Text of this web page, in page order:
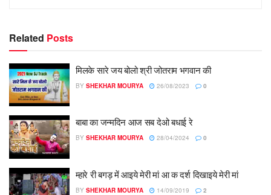
Related Posts
मिलके सारे जय बोलो श्री जोतराम भगवान की
BY SHEKHAR MOURYA 26/08/2023 0
बाबा का जन्मदिन आज सब देओ बधाई रे
BY SHEKHAR MOURYA 28/04/2024 0
म्हारे री बगड़ में आइये मेरी मां आ क दर्श दिखाइये मेरी मां
BY SHEKHAR MOURYA 14/09/2019 2